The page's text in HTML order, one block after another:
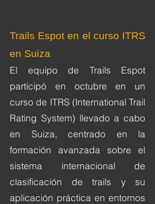
Trails Espot en el curso ITRS
en Suiza
El equipo de Trails Espot
participó en octubre en un
curso de ITRS (International Trail
Rating System) llevado a cabo
en Suiza, centrado en la
formación avanzada sobre el
sistema internacional de
clasificación de trails y su
aplicación práctica en entornos